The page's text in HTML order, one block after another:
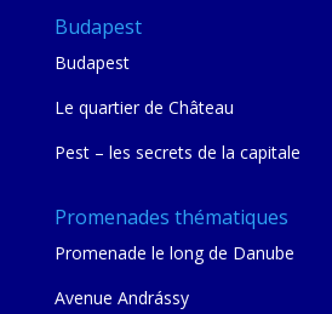
Budapest
Budapest
Le quartier de Château
Pest – les secrets de la capitale
Promenades thématiques
Promenade le long de Danube
Avenue Andrássy